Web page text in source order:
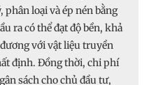
loại và ép nén bằng
ra có thể đạt độ bền, khả
với vật liệu truyền
định. Đồng thời, chi phí
sách cho chủ đầu tư,